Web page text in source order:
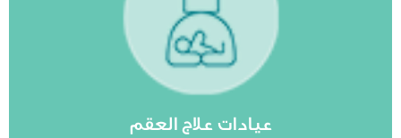
عيادات علاج العقم
والعلاجات التي تمكنهم من تحقيق حلم الأبوة
ومن هنا تأتي عيادات علاج العقم إلى الواجهة،
طياتها الأمل والفرصة للأزواج الذين يعانون من
صعوبة في تحقيق الحمل...